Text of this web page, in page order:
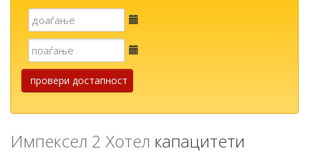
Е-
пошта
Е-
пошта
провери достапност
Импексел 2 Хотел капацитети